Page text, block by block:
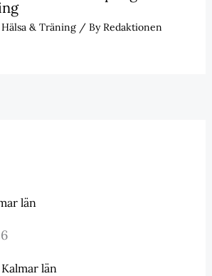
Hälsa & Träning/ ByRedaktionen
län
län